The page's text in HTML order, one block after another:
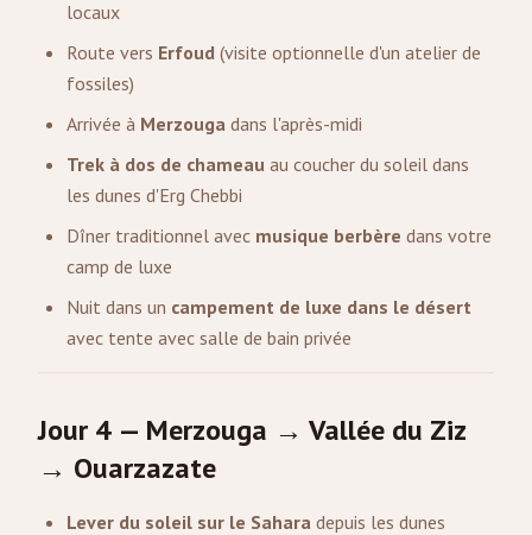
locaux
Route vers Erfoud (visite optionnelle d'un atelier de
fossiles)
Arrivée à Merzouga dans l'après-midi
Trek à dos de chameau au coucher du soleil dans
les dunes d'Erg Chebbi
Dîner traditionnel avec musique berbère dans votre
camp de luxe
Nuit dans un campement de luxe dans le désert
avec tente avec salle de bain privée
Jour 4 — Merzouga → Vallée du Ziz
→ Ouarzazate
Lever du soleil sur le Sahara depuis les dunes